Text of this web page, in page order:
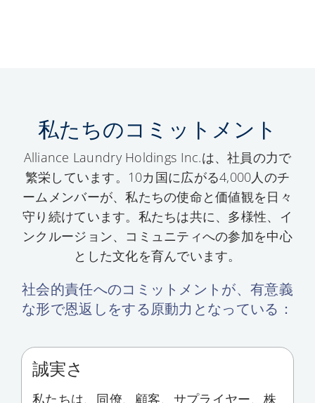
私たちのコミットメント
Alliance Laundry Holdings Inc.は、社員の力で
繁栄しています。10カ国に広がる4,000人のチ
ームメンバーが、私たちの使命と価値観を日々
守り続けています。私たちは共に、多様性、イ
ンクルージョン、コミュニティへの参加を中心
とした文化を育んでいます。
社会的責任へのコミットメントが、有意義
な形で恩返しをする原動力となっている：
誠実さ
私たちは、同僚、顧客、サプライヤー、株